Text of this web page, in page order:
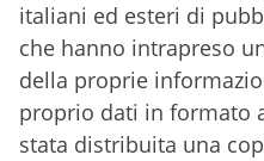
italiani ed esteri di
che hanno intrapreso
della proprie
proprio dati in formato
stata distribuita una